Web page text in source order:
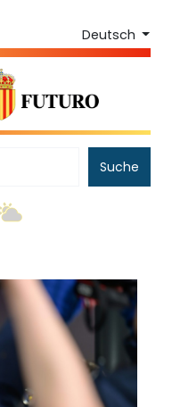
Deutsch
Suche